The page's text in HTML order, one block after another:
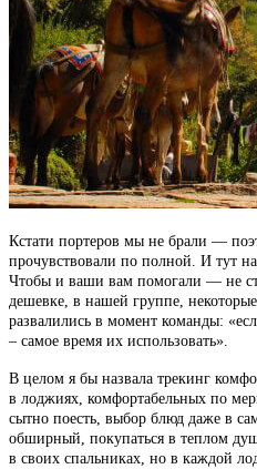
Кстати портеров мы не брали —
прочувствовали по полной. И тут
Чтобы и ваши вам помогали — не
дешевке, в нашей группе,
развалились в момент команды:
– самое время их использовать».
В целом я бы назвала трекинг
в лоджиях, комфортабельных по
сытно поесть, выбор блюд даже в
обширный, покупаться в теплом
в своих спальниках, но в каждой